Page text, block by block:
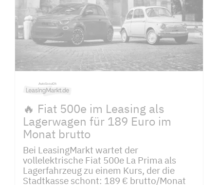
🔥 Fiat 500e im Leasing als
Lagerwagen für 189 Euro im
Monat brutto
Bei LeasingMarkt wartet der
vollelektrische Fiat 500e La Prima als
Lagerfahrzeug zu einem Kurs, der die
Stadtkasse schont: 189 € brutto/Monat